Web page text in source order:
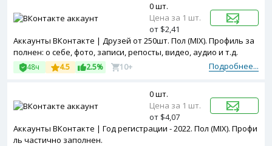
Аккаунты ВКонтакте | Друзей от 250шт. Пол (MIX). Профиль за
полнен: о себе, фото, записи, репосты, видео, аудио и т.д.
Подробнее...
48ч 4.5 2.5% 10+
0 шт.
Цена за 1 шт.
от $2,41
Аккаунты ВКонтакте | Год регистрации - 2022. Пол (MIX). Профи
ль частично заполнен.
0 шт.
Цена за 1 шт.
от $4,07